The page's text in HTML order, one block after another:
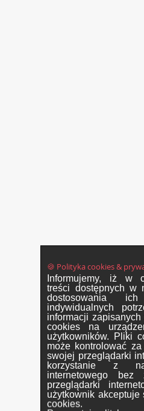
🍪 Polityka cookies &
Informujemy, iż w
treści dostępnych w
dostosowania
indywidualnych
informacji
cookies na
użytkowników. Pliki
może kontrolować
swojej przeglądarki
korzystanie z
internetowego bez
przeglądarki
użytkownik
cookies.